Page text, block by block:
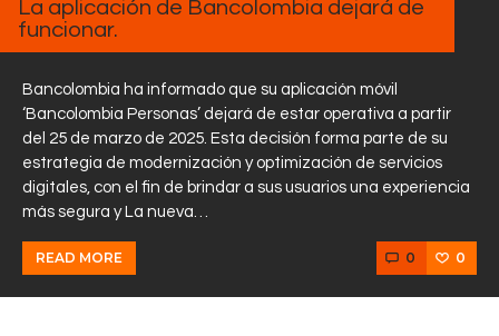
Sobre Nosotros
Contactos
La aplicación de Bancolombia dejará de
funcionar.
Bancolombia ha informado que su aplicación móvil
‘Bancolombia Personas’ dejará de estar operativa a partir
del 25 de marzo de 2025. Esta decisión forma parte de su
estrategia de modernización y optimización de servicios
digitales, con el fin de brindar a sus usuarios una experiencia
más segura y La nueva…
READ MORE 0 0